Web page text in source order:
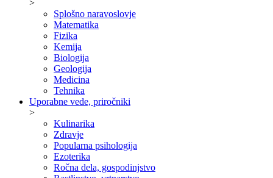
>
Splošno naravoslovje
Matematika
Fizika
Kemija
Biologija
Geologija
Medicina
Tehnika
Uporabne vede, priročniki
>
Kulinarika
Zdravje
Popularna psihologija
Ezoterika
Ročna dela, gospodinjstvo